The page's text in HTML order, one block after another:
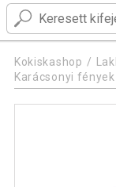
Kokiskashop
Karácsonyi fények